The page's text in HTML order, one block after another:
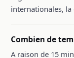
internationales,
Combien de
A raison de 15